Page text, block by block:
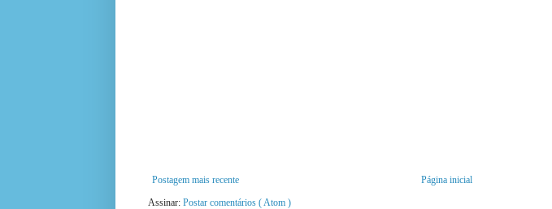
Postagem mais recente
Página inicial
Assinar: Postar comentários ( Atom )